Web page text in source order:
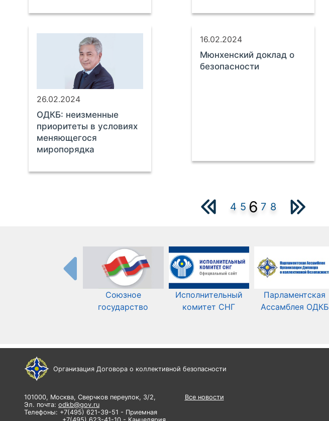
26.02.2024
ОДКБ: неизменные
приоритеты в условиях
меняющегося
миропорядка
16.02.2024
Мюнхенский доклад о
безопасности
4 5 6 7 8
Союзное
государство
Исполнительный
комитет СНГ
Парламентская
Ассамблея ОДКБ
Организация Договора о коллективной безопасности
101000, Москва, Сверчков переулок, 3/2,
Эл. почта: odkb@gov.ru
Телефоны: +7(495) 621-39-51 - Приемная
Все новости